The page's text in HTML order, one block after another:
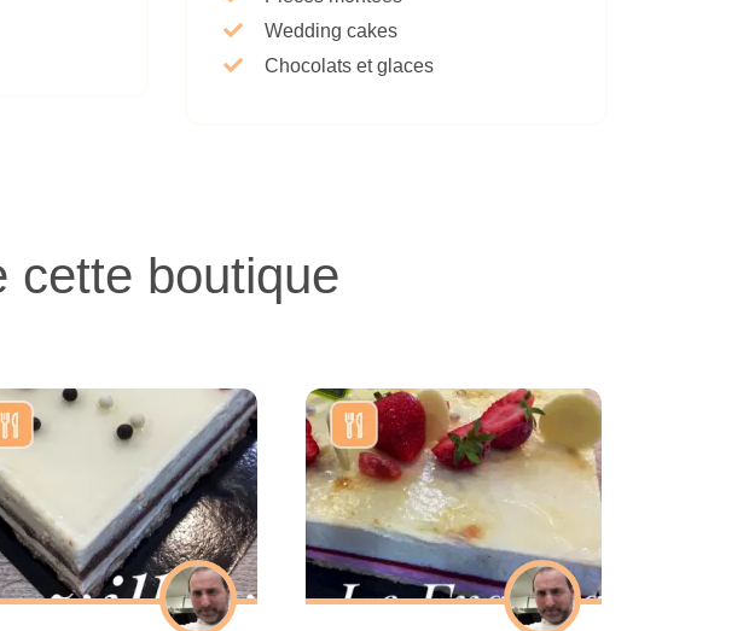
Wedding cakes
Chocolats et glaces
cette boutique